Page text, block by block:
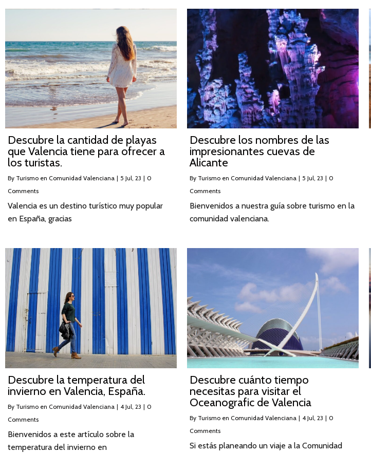
Descubre la cantidad de playas
que Valencia tiene para ofrecer a
los turistas.
By Turismo en Comunidad Valenciana | 5 Jul, 23 | 0
Comments
Valencia es un destino turístico muy popular
en España, gracias
Descubre los nombres de las
impresionantes cuevas de
Alicante
By Turismo en Comunidad Valenciana | 5 Jul, 23 | 0
Comments
Bienvenidos a nuestra guía sobre turismo en la
comunidad valenciana.
Descubre la temperatura del
invierno en Valencia, España.
By Turismo en Comunidad Valenciana | 4 Jul, 23 | 0
Comments
Bienvenidos a este artículo sobre la
temperatura del invierno en
Descubre cuánto tiempo
necesitas para visitar el
Oceanografic de Valencia
By Turismo en Comunidad Valenciana | 4 Jul, 23 | 0
Comments
Si estás planeando un viaje a la Comunidad